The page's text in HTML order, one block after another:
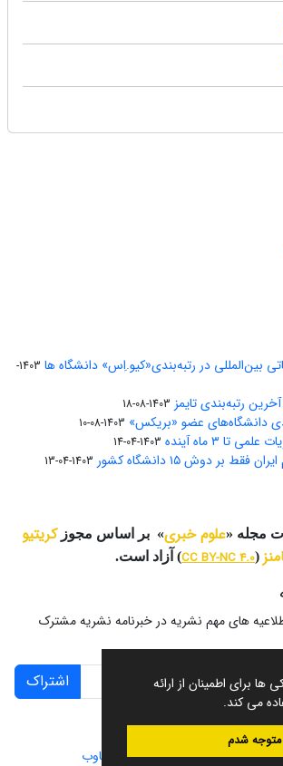
برای اطمینان از ارائه
می کند.
متوجه شدم
بین‌المللی در رتبه‌بندی«کیو.اِس» دانشگاه ها
1403-
رتبه‌بندی تایمز 1403-08-18
دانشگاه‌‌های عضو «بریکس» 1403-08-10
تا ۳ ماه آینده 1403-04-14
1403-04-13
مجله «علوم خبری» بر اساس مجوزکریتیو
(
CC BY-NC 4.0) آزاد است.
های مهم نشریه در خبرنامه نشریه مشترک
اشتراک
علمی.طراحی و پیاده سازی از سیناوب